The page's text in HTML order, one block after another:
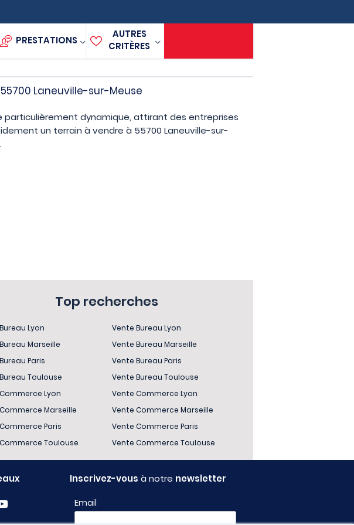
PRESTATIONS
AUTRES
CRITÈRES
Laneuville-sur-Meuse
particulièrement dynamique, attirant des entreprises
un terrain à vendre à 55700 Laneuville-sur-
Top recherches
Lyon
Marseille
Paris
Toulouse
Lyon
Marseille
Paris
Toulouse
Vente Bureau Lyon
Vente Bureau Marseille
Vente Bureau Paris
Vente Bureau Toulouse
Vente Commerce Lyon
Vente Commerce Marseille
Vente Commerce Paris
Vente Commerce Toulouse
Inscrivez-vous à notre newsletter
Email